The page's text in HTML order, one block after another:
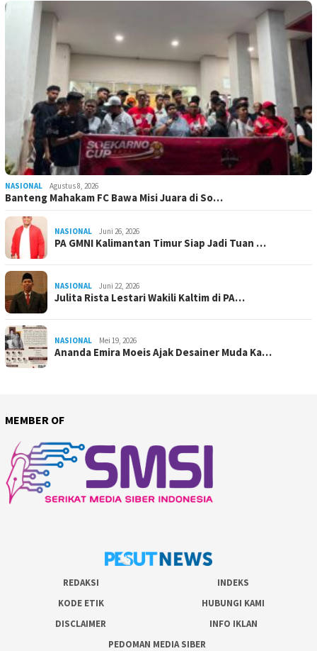
NASIONAL Agustus 8, 2026
Banteng Mahakam FC Bawa Misi Juara di So…
NASIONAL Juni 26, 2026
PA GMNI Kalimantan Timur Siap Jadi Tuan …
NASIONAL Juni 22, 2026
Julita Rista Lestari Wakili Kaltim di PA…
NASIONAL Mei 19, 2026
Ananda Emira Moeis Ajak Desainer Muda Ka…
MEMBER OF
REDAKSI
INDEKS
KODE ETIK
HUBUNGI KAMI
DISCLAIMER
INFO IKLAN
PEDOMAN MEDIA SIBER